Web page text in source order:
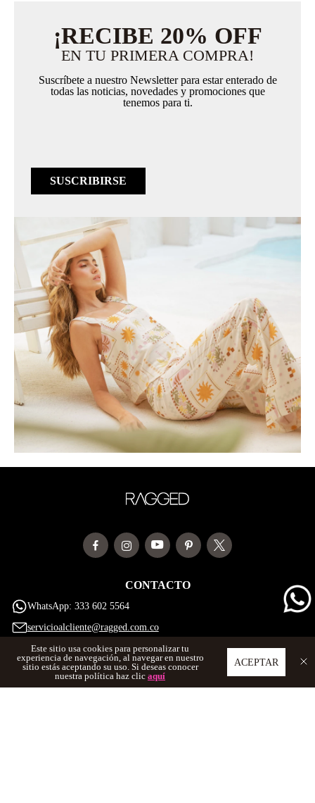
¡RECIBE 20% OFF
EN TU PRIMERA COMPRA!
Suscríbete a nuestro Newsletter para estar enterado de
todas las noticias, novedades y promociones que
tenemos para ti.
SUSCRIBIRSE
CONTACTO
WhatsApp: 333 602 5564
servicioalcliente@ragged.com.co
SERVICIO AL CLIENTE
ACERCA DE RAGGED
ACEPTAR
Este sitio usa cookies para personalizar tu
experiencia de navegación, al navegar en nuestro
sitio estás aceptando su uso. Si deseas conocer
nuestra política haz clic aquí